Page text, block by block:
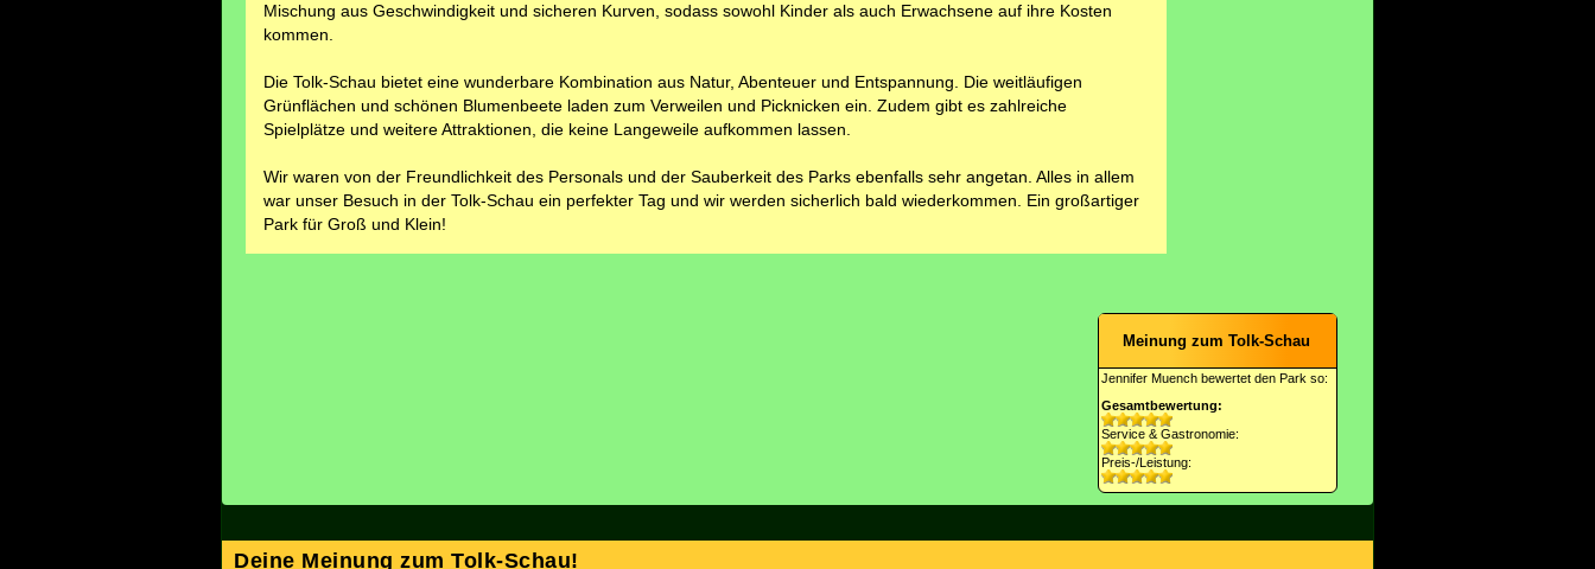
Mischung aus Geschwindigkeit und sicheren Kurven, sodass sowohl Kinder als auch Erwachsene auf ihre Kosten
kommen.
Die Tolk-Schau bietet eine wunderbare Kombination aus Natur, Abenteuer und Entspannung. Die weitläufigen
Grünflächen und schönen Blumenbeete laden zum Verweilen und Picknicken ein. Zudem gibt es zahlreiche
Spielplätze und weitere Attraktionen, die keine Langeweile aufkommen lassen.
Wir waren von der Freundlichkeit des Personals und der Sauberkeit des Parks ebenfalls sehr angetan. Alles in allem
war unser Besuch in der Tolk-Schau ein perfekter Tag und wir werden sicherlich bald wiederkommen. Ein großartiger
Park für Groß und Klein!
Meinung zum Tolk-Schau
Jennifer Muench bewertet den Park so:
Gesamtbewertung:
Service & Gastronomie:
Preis-/Leistung:
Deine Meinung zum Tolk-Schau!